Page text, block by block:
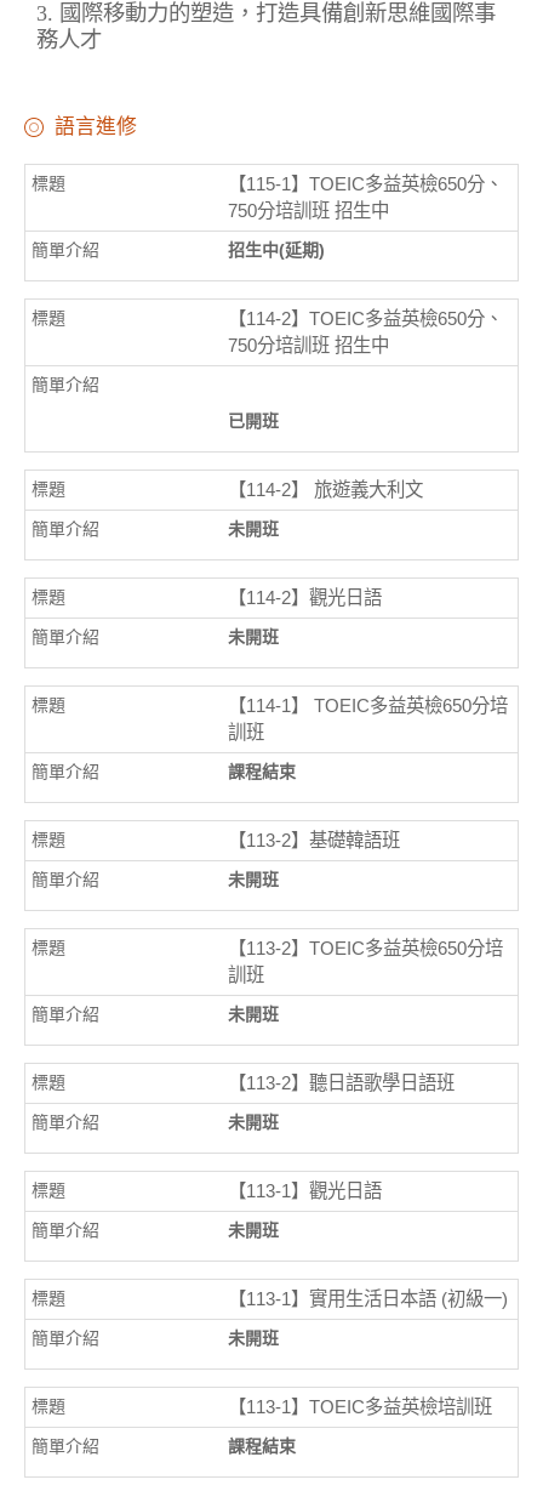
3. 國際移動力的塑造，打造具備創新思維國際事
務人才
語言進修
【115-1】TOEIC多益英檢650分、
750分培訓班 招生中
招生中(延期)
【114-2】TOEIC多益英檢650分、
750分培訓班 招生中
已開班
【114-2】 旅遊義大利文
未開班
【114-2】觀光日語
未開班
【114-1】 TOEIC多益英檢650分培
訓班
課程結束
【113-2】基礎韓語班
未開班
【113-2】TOEIC多益英檢650分培
訓班
未開班
【113-2】聽日語歌學日語班
未開班
【113-1】觀光日語
未開班
【113-1】實用生活日本語 (初級一)
未開班
【113-1】TOEIC多益英檢培訓班
課程結束